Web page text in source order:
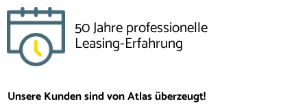
50 Jahre professionelle
Leasing-Erfahrung
Unsere Kunden sind von Atlas überzeugt!